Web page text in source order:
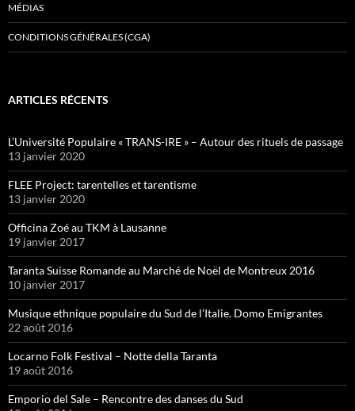
MÉDIAS
CONDITIONS GÉNÉRALES (CGA)
ARTICLES RÉCENTS
L’Université Populaire « TRANS-IRE » – Autour des rituels de passage
13 janvier 2020
FLEE Project: tarentelles et tarentisme
13 janvier 2020
Officina Zoé au TKM à Lausanne
19 janvier 2017
Taranta Suisse Romande au Marché de Noël de Montreux 2016
10 janvier 2017
Musique ethnique populaire du Sud de l’Italie. Domo Emigrantes
22 août 2016
Locarno Folk Festival – Notte della Taranta
19 août 2016
Emporio del Sale – Rencontre des danses du Sud